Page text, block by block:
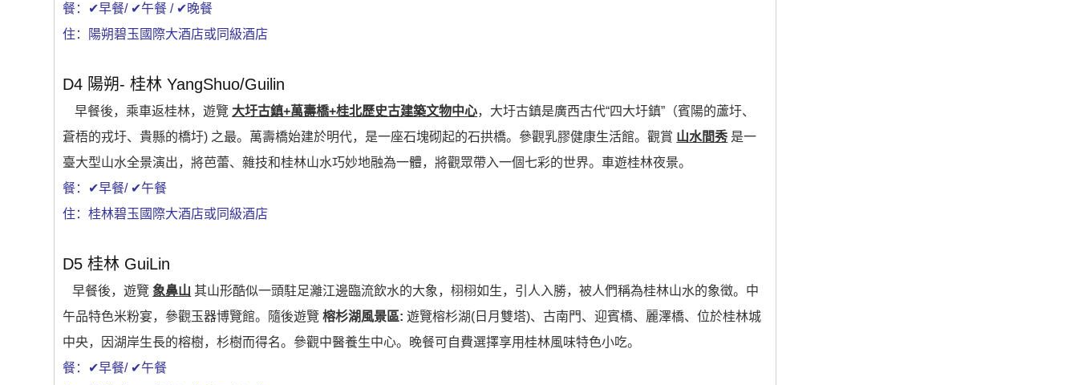
餐：✔早餐/ ✔午餐 / ✔晚餐
住：陽朔碧玉國際大酒店或同級酒店
D4 陽朔- 桂林 YangShuo/Guilin
早餐後，乘車返桂林，遊覽 大圩古鎮+萬壽橋+桂北歷史古建築文物中心，大圩古鎮是廣西古代“四大圩鎮”（賓陽的蘆圩、
蒼梧的戎圩、貴縣的橋圩) 之最。萬壽橋始建於明代，是一座石塊砌起的石拱橋。參觀乳膠健康生活館。觀賞 山水間秀 是一
臺大型山水全景演出，將芭蕾、雜技和桂林山水巧妙地融為一體，將觀眾帶入一個七彩的世界。車遊桂林夜景。
餐：✔早餐/ ✔午餐
住：桂林碧玉國際大酒店或同級酒店
D5 桂林 GuiLin
早餐後，遊覽象鼻山 其山形酷似一頭駐足灕江邊臨流飲水的大象，栩栩如生，引人入勝，被人們稱為桂林山水的象徵。中
午品特色米粉宴，參觀玉器博覽館。隨後遊覽榕杉湖風景區:遊覽榕杉湖(日月雙塔)、古南門、迎賓橋、麗澤橋、位於桂林城
中央，因湖岸生長的榕樹，杉樹而得名。參觀中醫養生中心。晚餐可自費選擇享用桂林風味特色小吃。
餐：✔早餐/ ✔午餐